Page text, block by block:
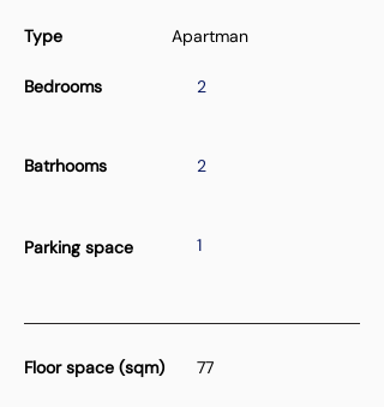
Type
Bedrooms
Apartman
2
Batrhooms 2
Parking space 1
Floor space (sqm) 77